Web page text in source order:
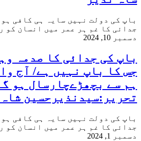
باپ کی دولت نہیں سایہ ہی کافی
جدائی کا غم ہر عمر میں انسان کو
دسمبر 10, 2024
باپ کی جدائی کا صدمہ
جس کا باپ نہیں ہے/ آج
ہم سے بچھڑےچارسال ہو
تحریر:سیدنذیرحسین شاہ
باپ کی دولت نہیں سایہ ہی کافی
جدائی کا غم ہر عمر میں انسان کو
دسمبر 1, 2024